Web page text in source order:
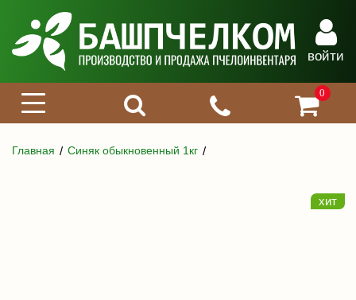
войти
0
Главная Синяк обыкновенный 1кг
хит